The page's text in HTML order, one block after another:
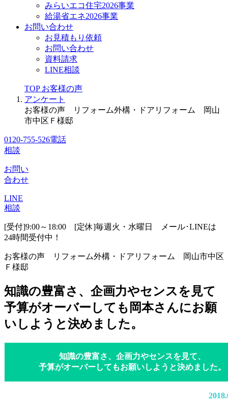
みらいエコ住宅2026事業
給湯省エネ2026事業
お問い合わせ
お見積もり依頼
お問い合わせ
資料請求
LINE相談
TOP お客様の声
アンケート
お客様の声 リフォーム外構・ドアリフォーム 岡山
市中区Ｆ様邸
0120-755-526電話
相談
お問い
合わせ
LINE
相談
[受付]9:00～18:00 [定休]毎週火・水曜日
メール･LINEは
24時間受付中！
お客様の声 リフォーム外構・ドアリフォーム 岡山市中区
Ｆ様邸
知識の豊富さ、企画力やセンスを見て
予算がオーバーしても岡本さんにお願
いしようと決めました。
知識の豊富さ、企画力やセンスを見て、
予算がオーバーしてもお願いしようと決めました。